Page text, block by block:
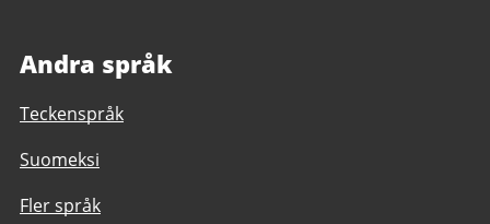
Andra språk
Teckenspråk
Suomeksi
Fler språk